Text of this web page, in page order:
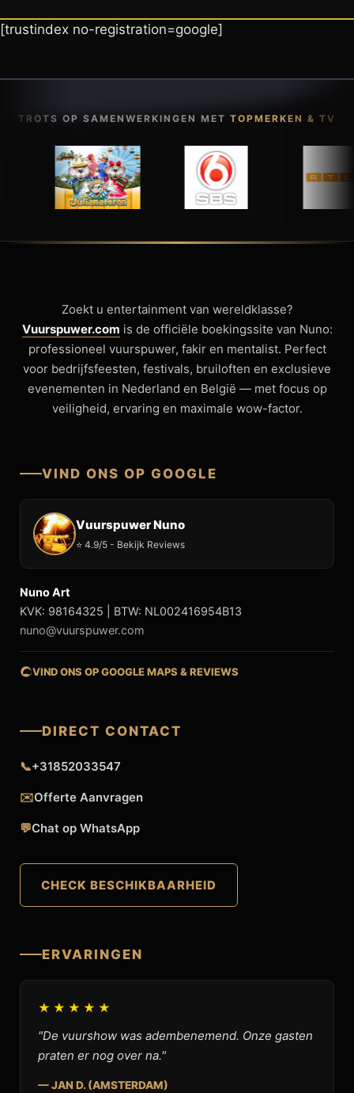
[trustindex no-registration=google]
TROTS OP SAMENWERKINGEN MET TOPMERKEN & TV
Zoekt u entertainment van wereldklasse?
Vuurspuwer.com is de officiële boekingssite van Nuno:
professioneel vuurspuwer, fakir en mentalist. Perfect
voor bedrijfsfeesten, festivals, bruiloften en exclusieve
evenementen in Nederland en België — met focus op
veiligheid, ervaring en maximale wow-factor.
VIND ONS OP GOOGLE
Vuurspuwer Nuno
⭐ 4.9/5 - Bekijk Reviews
Nuno Art
KVK: 98164325 | BTW: NL002416954B13
nuno@vuurspuwer.com
VIND ONS OP GOOGLE MAPS & REVIEWS
DIRECT CONTACT
📞+31852033547
✉️Offerte Aanvragen
💬Chat op WhatsApp
CHECK BESCHIKBAARHEID
ERVARINGEN
★★★★★
"De vuurshow was adembenemend. Onze gasten
praten er nog over na."
— JAN D. (AMSTERDAM)